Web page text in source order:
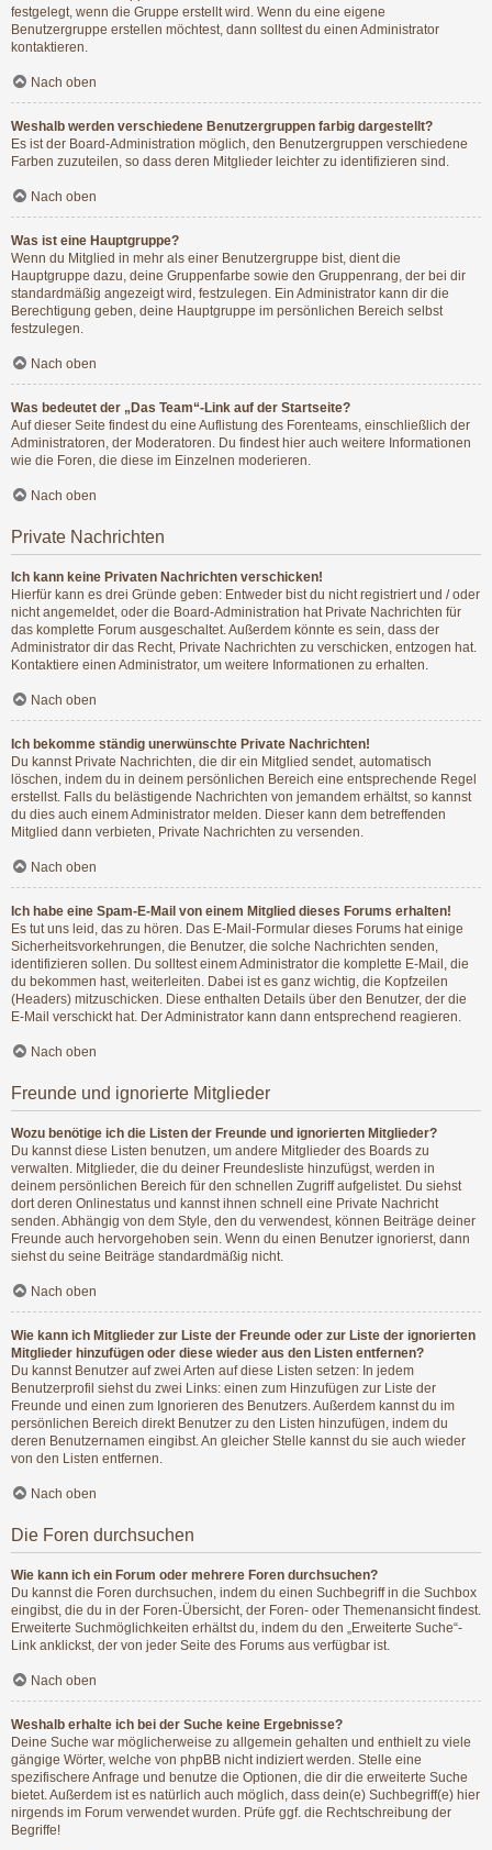
festgelegt, wenn die Gruppe erstellt wird. Wenn du eine eigene
Benutzergruppe erstellen möchtest, dann solltest du einen Administrator
kontaktieren.
Nach oben
Weshalb werden verschiedene Benutzergruppen farbig dargestellt?
Es ist der Board-Administration möglich, den Benutzergruppen verschiedene
Farben zuzuteilen, so dass deren Mitglieder leichter zu identifizieren sind.
Nach oben
Was ist eine Hauptgruppe?
Wenn du Mitglied in mehr als einer Benutzergruppe bist, dient die
Hauptgruppe dazu, deine Gruppenfarbe sowie den Gruppenrang, der bei dir
standardmäßig angezeigt wird, festzulegen. Ein Administrator kann dir die
Berechtigung geben, deine Hauptgruppe im persönlichen Bereich selbst
festzulegen.
Nach oben
Was bedeutet der „Das Team“-Link auf der Startseite?
Auf dieser Seite findest du eine Auflistung des Forenteams, einschließlich der
Administratoren, der Moderatoren. Du findest hier auch weitere Informationen
wie die Foren, die diese im Einzelnen moderieren.
Nach oben
Private Nachrichten
Ich kann keine Privaten Nachrichten verschicken!
Hierfür kann es drei Gründe geben: Entweder bist du nicht registriert und / oder
nicht angemeldet, oder die Board-Administration hat Private Nachrichten für
das komplette Forum ausgeschaltet. Außerdem könnte es sein, dass der
Administrator dir das Recht, Private Nachrichten zu verschicken, entzogen hat.
Kontaktiere einen Administrator, um weitere Informationen zu erhalten.
Nach oben
Ich bekomme ständig unerwünschte Private Nachrichten!
Du kannst Private Nachrichten, die dir ein Mitglied sendet, automatisch
löschen, indem du in deinem persönlichen Bereich eine entsprechende Regel
erstellst. Falls du belästigende Nachrichten von jemandem erhältst, so kannst
du dies auch einem Administrator melden. Dieser kann dem betreffenden
Mitglied dann verbieten, Private Nachrichten zu versenden.
Nach oben
Ich habe eine Spam-E-Mail von einem Mitglied dieses Forums erhalten!
Es tut uns leid, das zu hören. Das E-Mail-Formular dieses Forums hat einige
Sicherheitsvorkehrungen, die Benutzer, die solche Nachrichten senden,
identifizieren sollen. Du solltest einem Administrator die komplette E-Mail, die
du bekommen hast, weiterleiten. Dabei ist es ganz wichtig, die Kopfzeilen
(Headers) mitzuschicken. Diese enthalten Details über den Benutzer, der die
E-Mail verschickt hat. Der Administrator kann dann entsprechend reagieren.
Nach oben
Freunde und ignorierte Mitglieder
Wozu benötige ich die Listen der Freunde und ignorierten Mitglieder?
Du kannst diese Listen benutzen, um andere Mitglieder des Boards zu
verwalten. Mitglieder, die du deiner Freundesliste hinzufügst, werden in
deinem persönlichen Bereich für den schnellen Zugriff aufgelistet. Du siehst
dort deren Onlinestatus und kannst ihnen schnell eine Private Nachricht
senden. Abhängig von dem Style, den du verwendest, können Beiträge deiner
Freunde auch hervorgehoben sein. Wenn du einen Benutzer ignorierst, dann
siehst du seine Beiträge standardmäßig nicht.
Nach oben
Wie kann ich Mitglieder zur Liste der Freunde oder zur Liste der ignorierten
Mitglieder hinzufügen oder diese wieder aus den Listen entfernen?
Du kannst Benutzer auf zwei Arten auf diese Listen setzen: In jedem
Benutzerprofil siehst du zwei Links: einen zum Hinzufügen zur Liste der
Freunde und einen zum Ignorieren des Benutzers. Außerdem kannst du im
persönlichen Bereich direkt Benutzer zu den Listen hinzufügen, indem du
deren Benutzernamen eingibst. An gleicher Stelle kannst du sie auch wieder
von den Listen entfernen.
Nach oben
Die Foren durchsuchen
Wie kann ich ein Forum oder mehrere Foren durchsuchen?
Du kannst die Foren durchsuchen, indem du einen Suchbegriff in die Suchbox
eingibst, die du in der Foren-Übersicht, der Foren- oder Themenansicht findest.
Erweiterte Suchmöglichkeiten erhältst du, indem du den „Erweiterte Suche“-
Link anklickst, der von jeder Seite des Forums aus verfügbar ist.
Nach oben
Weshalb erhalte ich bei der Suche keine Ergebnisse?
Deine Suche war möglicherweise zu allgemein gehalten und enthielt zu viele
gängige Wörter, welche von phpBB nicht indiziert werden. Stelle eine
spezifischere Anfrage und benutze die Optionen, die dir die erweiterte Suche
bietet. Außerdem ist es natürlich auch möglich, dass dein(e) Suchbegriff(e) hier
nirgends im Forum verwendet wurden. Prüfe ggf. die Rechtschreibung der
Begriffe!